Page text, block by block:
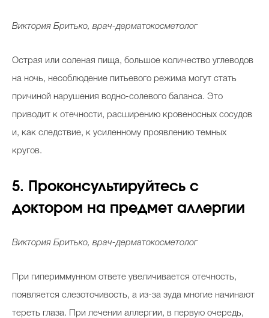
Виктория Бритько, врач-дерматокосметолог
Острая или соленая пища, большое количество углеводов
на ночь, несоблюдение питьевого режима могут стать
причиной нарушения водно-солевого баланса. Это
приводит к отечности, расширению кровеносных сосудов
и, как следствие, к усиленному проявлению темных
кругов.
5. Проконсультируйтесь с
доктором на предмет аллергии
Виктория Бритько, врач-дерматокосметолог
При гипериммунном ответе увеличивается отечность,
появляется слезоточивость, а из-за зуда многие начинают
тереть глаза. При лечении аллергии, в первую очередь,